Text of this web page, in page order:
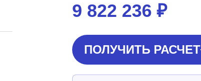
9 822 236 ₽
ПОЛУЧИТЬ РАСЧЕТ